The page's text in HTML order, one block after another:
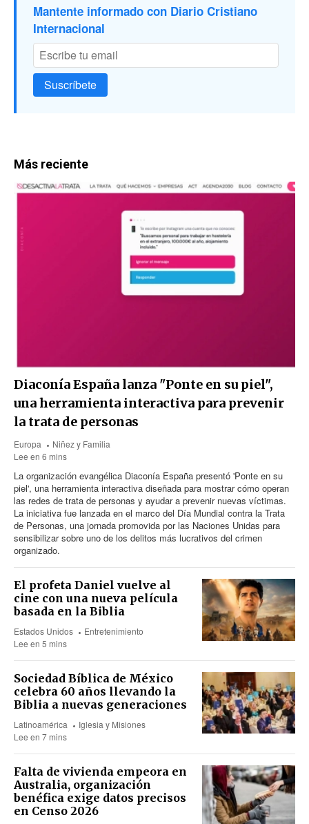
Mantente informado con Diario Cristiano
Internacional
Suscríbete
Más reciente
Diaconía España lanza "Ponte en su piel",
una herramienta interactiva para prevenir
la trata de personas
Europa
Niñez y Familia
Lee en 6 mins
La organización evangélica Diaconía España presentó 'Ponte en su
piel', una herramienta interactiva diseñada para mostrar cómo operan
las redes de trata de personas y ayudar a prevenir nuevas víctimas.
La iniciativa fue lanzada en el marco del Día Mundial contra la Trata
de Personas, una jornada promovida por las Naciones Unidas para
sensibilizar sobre uno de los delitos más lucrativos del crimen
organizado.
El profeta Daniel vuelve al
cine con una nueva película
basada en la Biblia
Estados Unidos
Entretenimiento
Lee en 5 mins
Sociedad Bíblica de México
celebra 60 años llevando la
Biblia a nuevas generaciones
Latinoamérica
Iglesia y Misiones
Lee en 7 mins
Falta de vivienda empeora en
Australia, organización
benéfica exige datos precisos
en Censo 2026